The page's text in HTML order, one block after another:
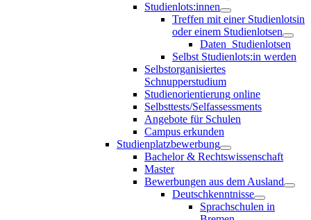
Studienlots:innen
Treffen mit einer Studienlotsin
oder einem Studienlotsen
Daten_Studienlotsen
Selbst Studienlots:in werden
Selbstorganisiertes
Schnupperstudium
Studienorientierung online
Selbsttests/Selfassessments
Angebote für Schulen
Campus erkunden
Studienplatzbewerbung
Bachelor & Rechtswissenschaft
Master
Bewerbungen aus dem Ausland
Deutschkenntnisse
Sprachschulen in